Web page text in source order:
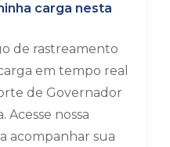
carga nesta
de rastreamento
em tempo real
de Governador
Acesse nossa
acompanhar sua